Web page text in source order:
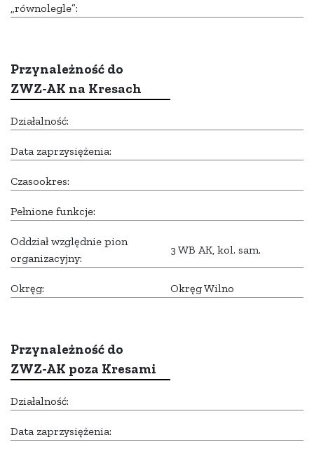
„równolegle”:
Przynależność do
ZWZ-AK na Kresach
Działalność:
Data zaprzysiężenia:
Czasookres:
Pełnione funkcje:
Oddział względnie pion
organizacyjny:
3 WB AK, kol. sam.
Okręg: Okręg Wilno
Przynależność do
ZWZ-AK poza Kresami
Działalność:
Data zaprzysiężenia: